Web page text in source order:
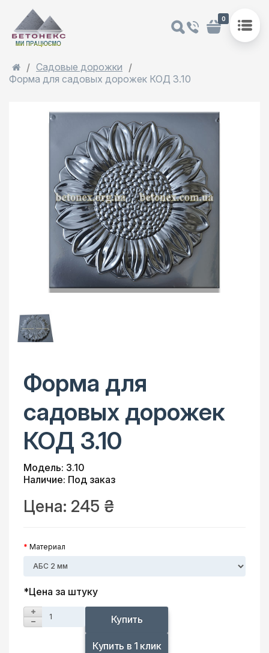
0
Садовые дорожки
Форма для садовых дорожек КОД 3.10
Форма для
садовых дорожек
КОД 3.10
Модель: 3.10
Наличие: Под заказ
Цена: 245 ₴
Материал
*Цена за штуку
Купить
Купить в 1 клик